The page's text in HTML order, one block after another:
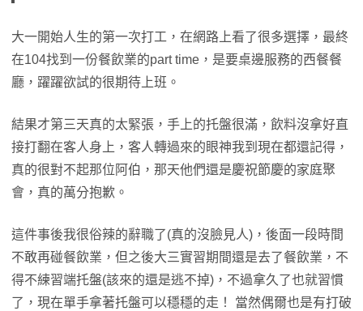
大一開始人生的第一次打工，在網路上看了很多選擇，最終
在104找到一份餐飲業的part time，是要桌邊服務的西餐餐
廳，躍躍欲試的很期待上班。
結果才第三天真的太緊張，手上的托盤很滿，飲料沒拿好直
接打翻在客人身上，客人轉過來的眼神我到現在都還記得，
真的很對不起那位阿伯，那天他們還是慶祝節慶的家庭聚
會，真的萬分抱歉。
這件事後我很俗辣的辭職了(真的沒臉見人)，後面一段時間
不敢再碰餐飲業，但之後大三實習期間還是去了餐飲業，不
得不練習端托盤(該來的還是逃不掉)，不過拿久了也就習慣
了，現在單手拿著托盤可以穩穩的走！ 當然偶爾也是有打破